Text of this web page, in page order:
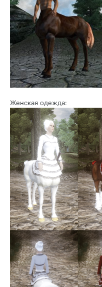
Женская одежда: